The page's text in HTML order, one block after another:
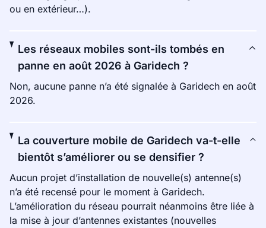
ou en extérieur…).
Les réseaux mobiles sont-ils tombés en
panne en août 2026 à Garidech ?
Non, aucune panne n’a été signalée à Garidech en août
2026.
La couverture mobile de Garidech va-t-elle
bientôt s’améliorer ou se densifier ?
Aucun projet d’installation de nouvelle(s) antenne(s)
n’a été recensé pour le moment à Garidech.
L’amélioration du réseau pourrait néanmoins être liée à
la mise à jour d’antennes existantes (nouvelles